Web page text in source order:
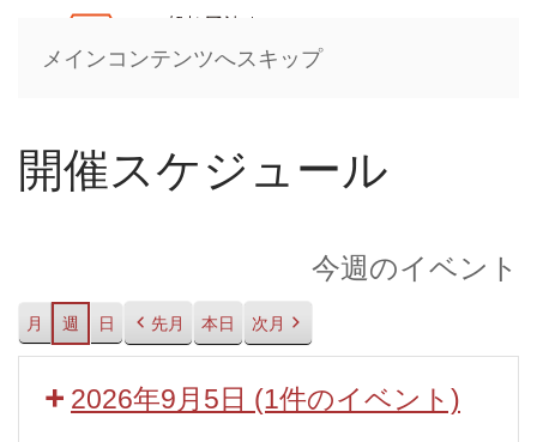
メインコンテンツへスキップ
開催スケジュール
今週のイベント
月 週 日 先月 本日 次月
2026年9月5日 (1件のイベント)